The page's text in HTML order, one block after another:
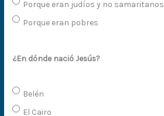
Porque eran judíos y no samaritanos
Porque eran pobres
¿En dónde nació Jesús?
Belén
El Cairo